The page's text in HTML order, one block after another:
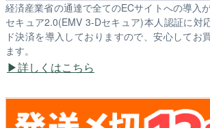
経済産業省の通達で全てのECサイトへの導入
セキュア2.0(EMV 3-Dセキュア)本人認証に対
ド決済を導入しておりますので、安心してお
ます。
詳しくはこちら